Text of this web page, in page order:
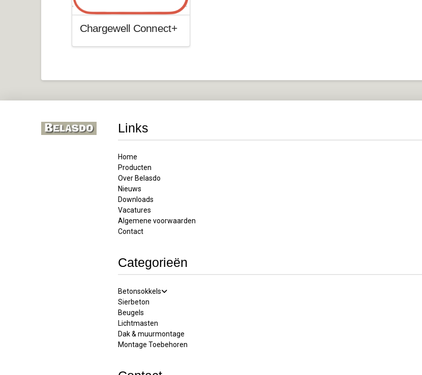
Chargewell Connect+
Links
Home
Producten
Over Belasdo
Nieuws
Downloads
Vacatures
Algemene voorwaarden
Contact
Categorieën
Betonsokkels
Sierbeton
Beugels
Lichtmasten
Dak & muurmontage
Montage Toebehoren